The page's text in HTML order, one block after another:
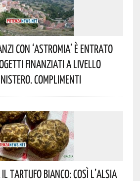
Con ‘Astromia’ È Entrato
Finanziati A Livello
Complimenti
Il Tartufo Bianco: Così L’Alsia